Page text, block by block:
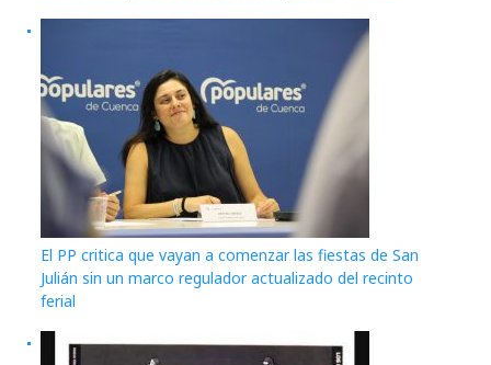
El PP critica que vayan a comenzar las fiestas de San
Julián sin un marco regulador actualizado del recinto
ferial